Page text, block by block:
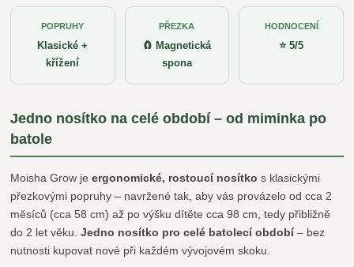
POPRUHY
Klasické +
křížení
PŘEZKA
🧲 Magnetická
spona
HODNOCENÍ
⭐ 5/5
Jedno nosítko na celé období – od miminka po
batole
Moisha Grow jeergonomické, rostoucí nosítko s klasickými
přezkovými popruhy – navržené tak, aby vás provázelo od cca 2
měsíců (cca 58 cm) až po výšku dítěte cca 98 cm, tedy přibližně
do 2 let věku.Jedno nosítko pro celé batolecí období– bez
nutnosti kupovat nové při každém vývojovém skoku.